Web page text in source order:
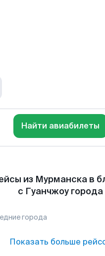
Найти авиабилеты
из Мурманска в
с Гуанчжоу города
города
Показать больше